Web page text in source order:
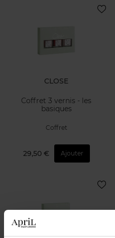
CLOSE
Coffret 3 vernis - les
basiques
Coffret
29,50 € Ajouter